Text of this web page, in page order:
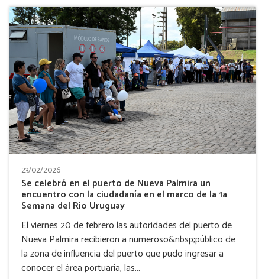
23/02/2026
Se celebró en el puerto de Nueva Palmira un
encuentro con la ciudadanía en el marco de la 1a
Semana del Río Uruguay
El viernes 20 de febrero las autoridades del puerto de
Nueva Palmira recibieron a numeroso&nbsp;público de
la zona de influencia del puerto que pudo ingresar a
conocer el área portuaria, las...